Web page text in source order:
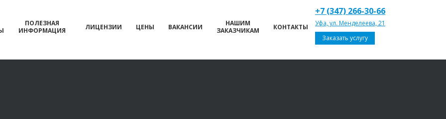
ПОЛЕЗНАЯ
ИНФОРМАЦИЯ
ЛИЦЕНЗИИ ЦЕНЫ ВАКАНСИИ
НАШИМ
ЗАКАЗЧИКАМ
КОНТАКТЫ
+7 (347) 266-30-66
Уфа, ул. Менделеева, 21
Заказать услугу